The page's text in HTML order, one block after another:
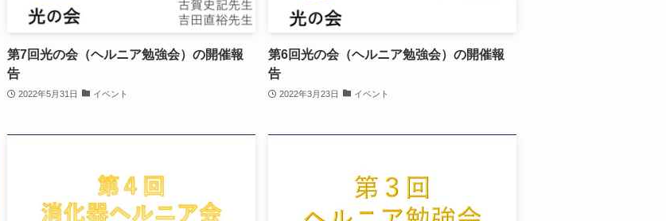
第7回光の会（ヘルニア勉強会）の開催報
告
2022年5月31日 イベント
第6回光の会（ヘルニア勉強会）の開催報
告
2022年3月23日 イベント